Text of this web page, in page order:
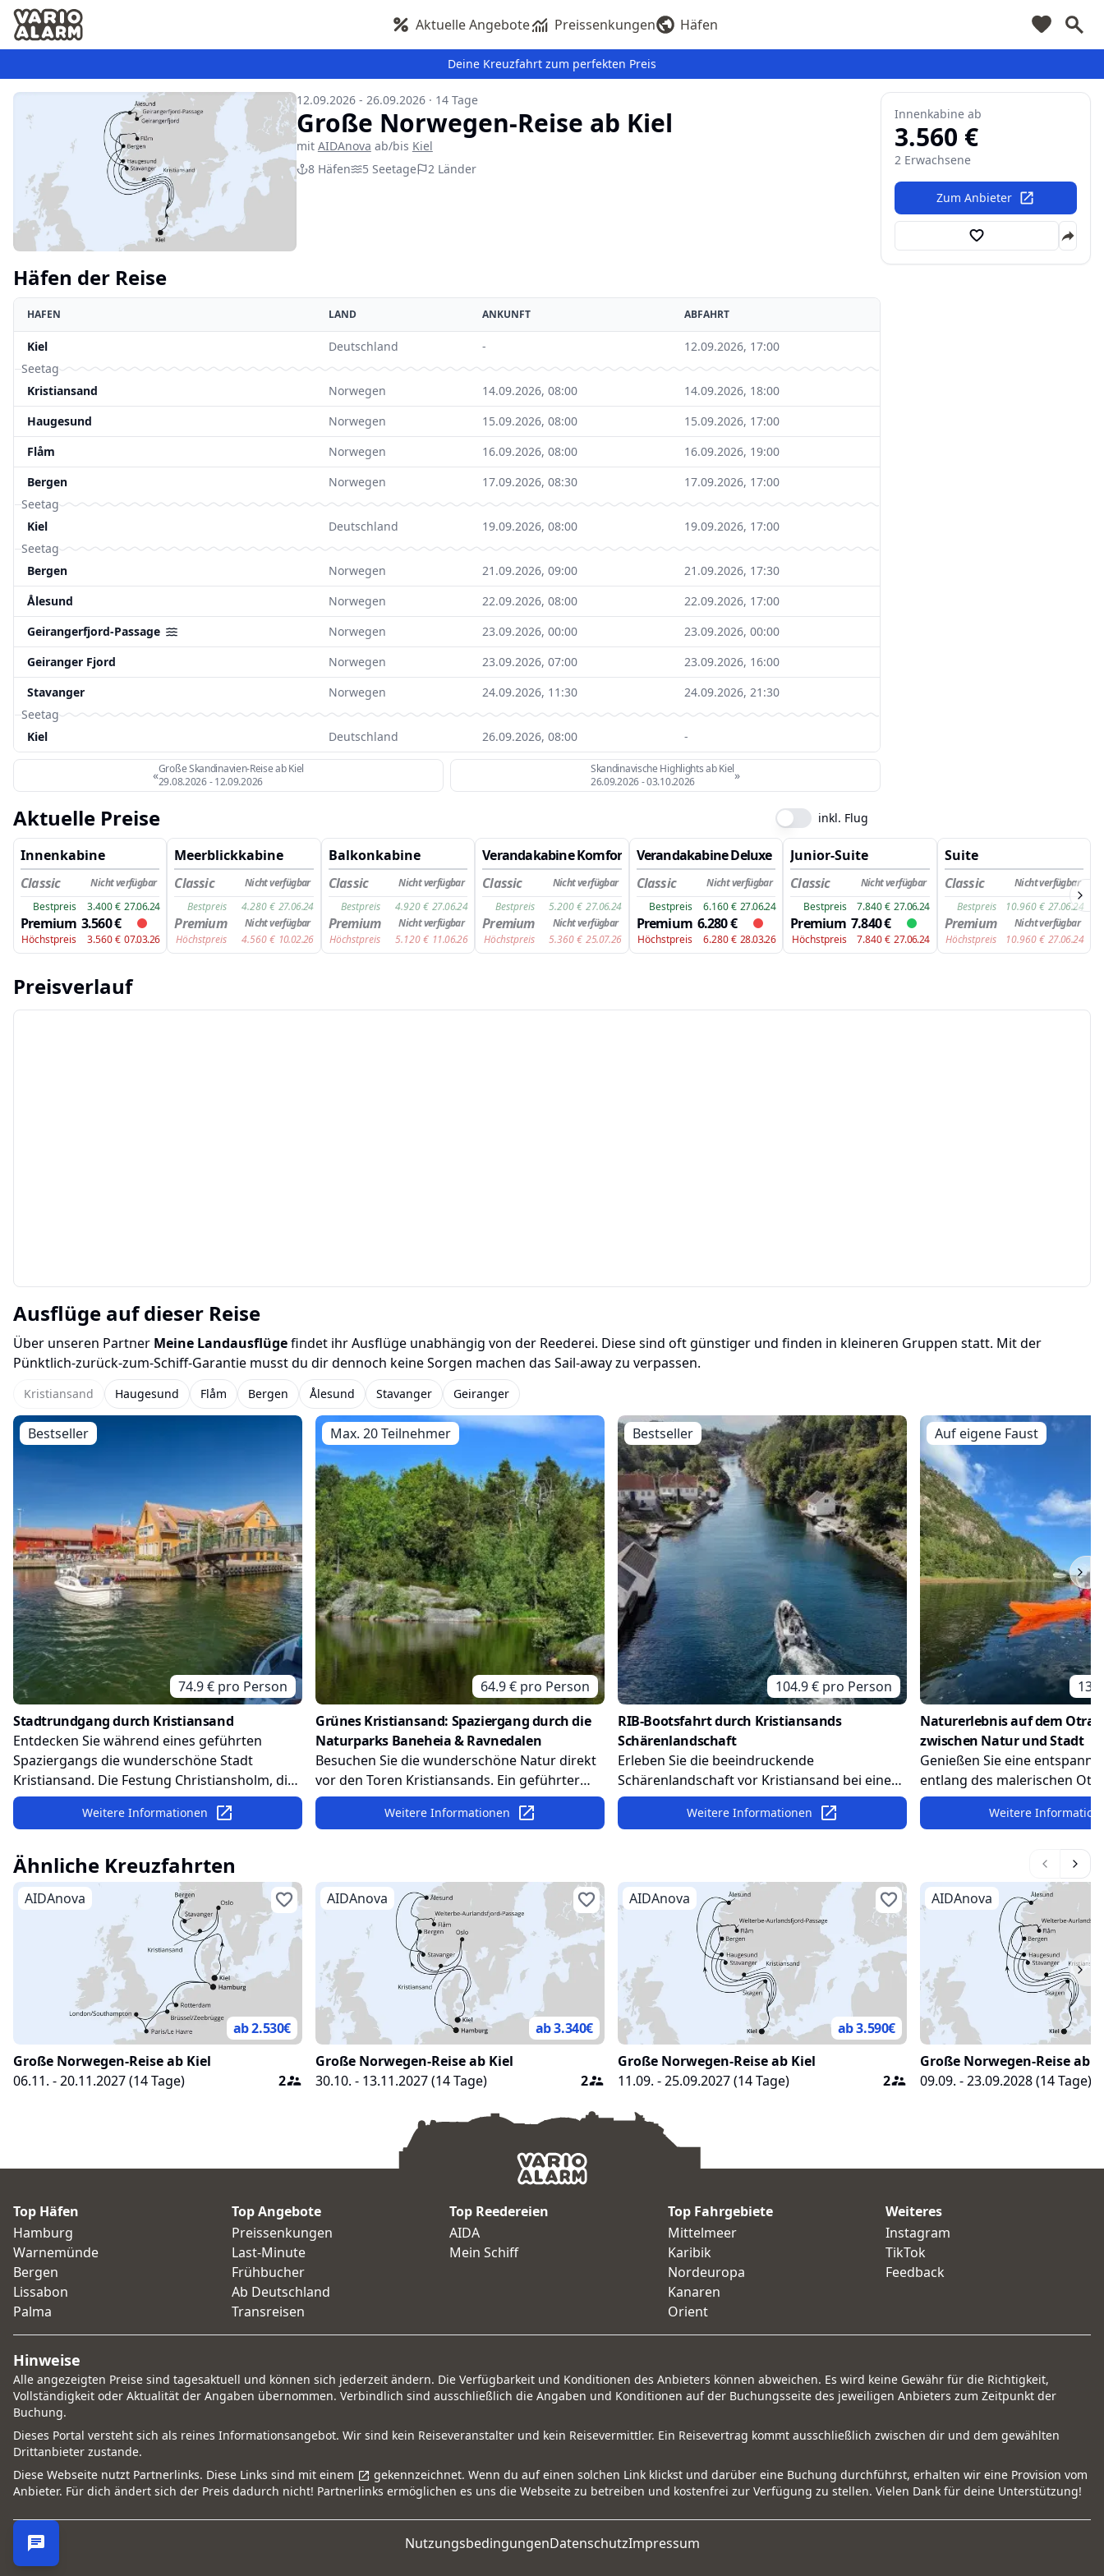
Aktuelle Angebote Preissenkungen Häfen
Deine Kreuzfahrt zum perfekten Preis
12.09.2026 - 26.09.2026· 14Tage
Große Norwegen-Reise ab Kiel
mit AIDAnova ab/bis Kiel
8 Häfen 5 Seetage 2 Länder
Häfen der Reise
HAFEN LAND ANKUNFT ABFAHRT
Kiel Deutschland -
12.09.2026, 17:00
Seetag
Kristiansand
Norwegen 14.09.2026, 08:00
14.09.2026, 18:00
Haugesund
Norwegen 15.09.2026, 08:00
15.09.2026, 17:00
Flåm
Norwegen 16.09.2026, 08:00
16.09.2026, 19:00
Bergen
Norwegen 17.09.2026, 08:30
17.09.2026, 17:00
Seetag
Kiel
Deutschland 19.09.2026, 08:00
19.09.2026, 17:00
Seetag
Bergen
Norwegen 21.09.2026, 09:00
21.09.2026, 17:30
Ålesund
Norwegen 22.09.2026, 08:00
22.09.2026, 17:00
Geirangerfjord-Passage
Norwegen 23.09.2026, 00:00
23.09.2026, 00:00
Geiranger Fjord
Norwegen 23.09.2026, 07:00
23.09.2026, 16:00
Stavanger
Norwegen 24.09.2026, 11:30
24.09.2026, 21:30
Seetag
Kiel
Deutschland 26.09.2026, 08:00 -
«Große Skandinavien-Reise ab Kiel
29.08.2026-12.09.2026
Skandinavische Highlights ab Kiel
26.09.2026-03.10.2026 »
Innenkabine ab
3.560 €
2 Erwachsene
Zum Anbieter
Aktuelle Preise inkl. Flug
Innenkabine
Classic
Nicht verfügbar
Bestpreis
3.400€ 27.06.24
Premium 3.560€
Höchstpreis 3.560€ 07.03.26
Meerblickkabine
Classic
Nicht verfügbar
Bestpreis
4.280€ 27.06.24
Premium
Nicht verfügbar
Höchstpreis
4.560€ 10.02.26
Balkonkabine
Classic
Nicht verfügbar
Bestpreis
4.920€ 27.06.24
Premium
Nicht verfügbar
Höchstpreis
5.120€ 11.06.26
Verandakabine Komfort
Classic
Nicht verfügbar
Bestpreis
5.200€ 27.06.24
Premium
Nicht verfügbar
Höchstpreis
5.360€ 25.07.26
Verandakabine Deluxe
Classic
Nicht verfügbar
Bestpreis
6.160€ 27.06.24
Premium 6.280€
Höchstpreis 6.280€ 28.03.26
Junior-Suite
Classic
Nicht verfügbar
Bestpreis
7.840€ 27.06.24
Premium 7.840€
Höchstpreis 7.840€ 27.06.24
Suite
Classic
Nicht verfügbar
Bestpreis
10.960€ 27.06.24
Premium
Nicht verfügbar
Höchstpreis
10.960€ 27.06.24
Preisverlauf
Ausflüge auf dieser Reise
Über unseren Partner Meine Landausflügefindet ihr Ausflüge unabhängig von der Reederei. Diese sind oft günstiger und finden in kleineren Gruppen statt. Mit der
Pünktlich-zurück-zum-Schiff-Garantie musst du dir dennoch keine Sorgen machen das Sail-away zu verpassen.
Kristiansand Haugesund Flåm Bergen Ålesund Stavanger Geiranger
74.9€ pro Person
Bestseller
Stadtrundgang durch Kristiansand
Entdecken Sie während eines geführten
Spaziergangs die wunderschöne Stadt
Kristiansand. Die Festung Christiansholm, die
traditionellen Holzhäuser und die Kathedrale
der Stadt sind nur einige der vielen Highlights
Weitere Informationen
64.9€ pro Person
Max. 20 Teilnehmer
Grünes Kristiansand: Spaziergang durch die
Naturparks Baneheia & Ravnedalen
Besuchen Sie die wunderschöne Natur direkt
vor den Toren Kristiansands. Ein geführter
Rundgang durch die Naturparks Baneheia
und Ravnedalen bieten dazu die perfekte
Weitere Informationen
104.9€ pro Person
Bestseller
RIB-Bootsfahrt durch Kristiansands
Schärenlandschaft
Erleben Sie die beeindruckende
Schärenlandschaft vor Kristiansand bei einer
rasanten RIB-Bootsfahrt und entdecken Sie
verborgene Buchten, historische Leuchttürme
Fotomotive auf ganz besondere Weise.
Weitere Informationen
Auf eigene Faust
Naturerlebnis auf dem Otra-
zwischen Natur und Stadt
Genießen Sie eine
entlang des malerischen
der idyllischen Natur
Kristiansand folgen Sie dem
Flusslandschaften mit
Sie den fließenden
Natur zu urbanem Leben.
Weitere
Ähnliche Kreuzfahrten
AIDAnova
ab 2.530€
Große Norwegen-Reise ab Kiel
06.11. - 20.11.2027(14Tage) 2
AIDAnova
ab 3.340€
Große Norwegen-Reise ab Kiel
30.10. - 13.11.2027(14Tage) 2
AIDAnova
ab 3.590€
Große Norwegen-Reise ab Kiel
11.09. - 25.09.2027(14Tage) 2
AIDAnova
Große Norwegen-Reise ab
09.09. - 23.09.2028(14Tage)
Top Häfen
Hamburg
Warnemünde
Bergen
Lissabon
Palma
Top Angebote
Preissenkungen
Last-Minute
Frühbucher
Ab Deutschland
Transreisen
Top Reedereien
AIDA
Mein Schiff
Top Fahrgebiete
Mittelmeer
Karibik
Nordeuropa
Kanaren
Orient
Weiteres
Instagram
TikTok
Feedback
Hinweise
Alle angezeigten Preise sind tagesaktuell und können sich jederzeit ändern. Die Verfügbarkeit und Konditionen des Anbieters können abweichen. Es wird keine Gewähr für die Richtigkeit,
Vollständigkeit oder Aktualität der Angaben übernommen. Verbindlich sind ausschließlich die Angaben und Konditionen auf der Buchungsseite des jeweiligen Anbieters zum Zeitpunkt der
Buchung.
Dieses Portal versteht sich als reines Informationsangebot. Wir sind kein Reiseveranstalter und kein Reisevermittler. Ein Reisevertrag kommt ausschließlich zwischen dir und dem gewählten
Drittanbieter zustande.
Diese Webseite nutzt Partnerlinks. Diese Links sind mit einem
gekennzeichnet. Wenn du auf einen solchen Link klickst und darüber eine Buchung durchführst, erhalten wir eine Provision vom
Anbieter. Für dich ändert sich der Preis dadurch nicht! Partnerlinks ermöglichen es uns die Webseite zu betreiben und kostenfrei zur Verfügung zu stellen. Vielen Dank für deine Unterstützung!
NutzungsbedingungenDatenschutzImpressum